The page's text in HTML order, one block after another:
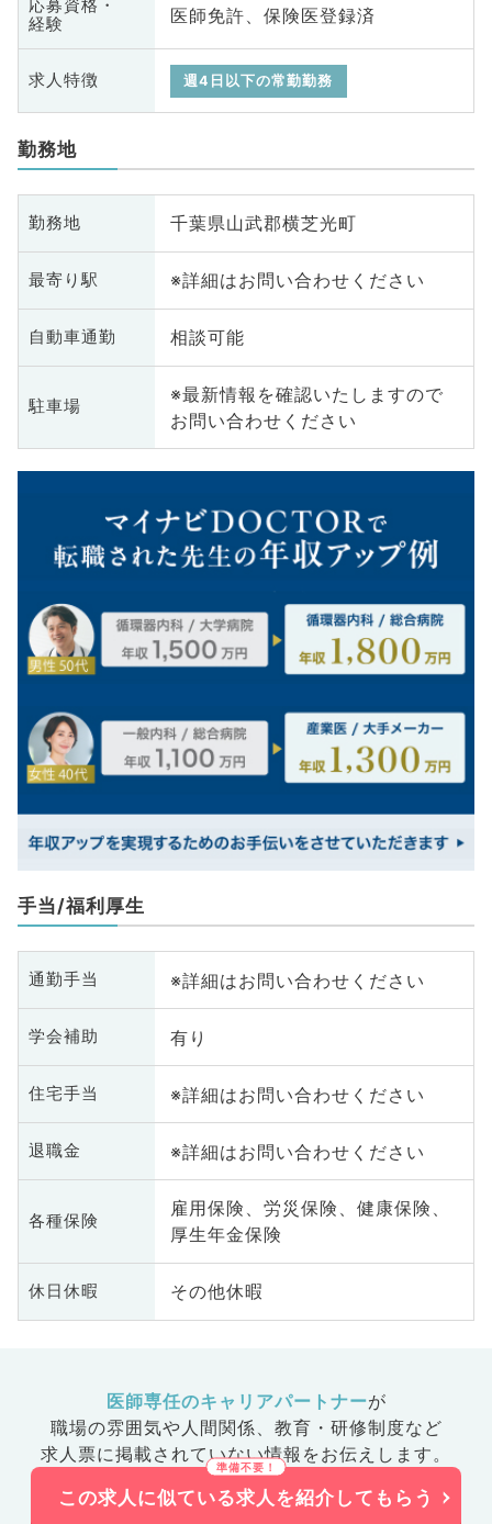
応募資格・
経験
医師免許、保険医登録済
求人特徴 週4日以下の常勤勤務
勤務地
勤務地 千葉県山武郡横芝光町
最寄り駅 ※詳細はお問い合わせください
自動車通勤 相談可能
駐車場
※最新情報を確認いたしますので
お問い合わせください
手当/福利厚生
通勤手当 ※詳細はお問い合わせください
学会補助 有り
住宅手当 ※詳細はお問い合わせください
退職金 ※詳細はお問い合わせください
各種保険
雇用保険、労災保険、健康保険、
厚生年金保険
休日休暇 その他休暇
医師専任のキャリアパートナーが
職場の雰囲気や人間関係、 教育・研修制度など
求人票に掲載されていない情報をお伝えします。
この求人に似ている求人を紹介してもらう